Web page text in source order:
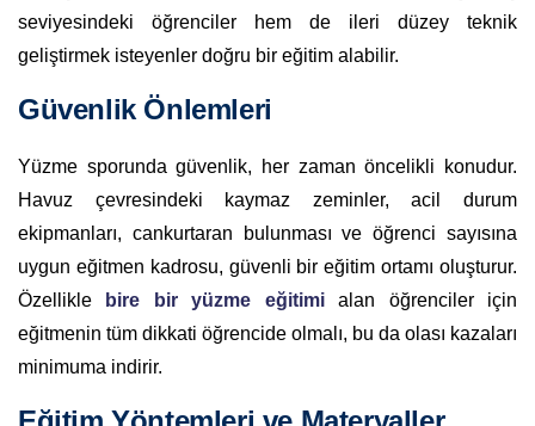
seviyesindeki öğrenciler hem de ileri düzey teknik
geliştirmek isteyenler doğru bir eğitim alabilir.
Güvenlik Önlemleri
Yüzme sporunda güvenlik, her zaman öncelikli konudur.
Havuz çevresindeki kaymaz zeminler, acil durum
ekipmanları, cankurtaran bulunması ve öğrenci sayısına
uygun eğitmen kadrosu, güvenli bir eğitim ortamı oluşturur.
Özellikle
bire bir yüzme eğitimialan öğrenciler için
eğitmenin tüm dikkati öğrencide olmalı, bu da olası kazaları
minimuma indirir.